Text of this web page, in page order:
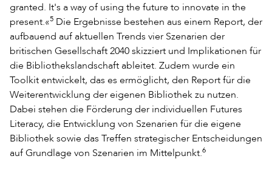
granted. It's a way of using the future to innovate in the
present.«5 Die Ergebnisse bestehen aus einem Report, der
aufbauend auf aktuellen Trends vier Szenarien der
britischen Gesellschaft 2040 skizziert und Implikationen für
die Bibliothekslandschaft ableitet. Zudem wurde ein
Toolkit entwickelt, das es ermöglicht, den Report für die
Weiterentwicklung der eigenen Bibliothek zu nutzen.
Dabei stehen die Förderung der individuellen Futures
Literacy, die Entwicklung von Szenarien für die eigene
Bibliothek sowie das Treffen strategischer Entscheidungen
auf Grundlage von Szenarien im Mittelpunkt.6